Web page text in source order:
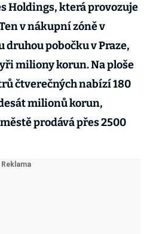
Holdings, která provozuje
v nákupní zóně v
druhou pobočku v Praze,
miliony korun. Na ploše
čtverečných nabízí 180
milionů korun,
prodává přes 2500